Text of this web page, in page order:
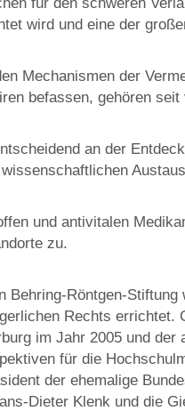
wird und eine der
Mechanismen der
befassen, gehören
an der
und antivitalen
zu.
Röntgen-Stiftung
Rechts errichtet.
im Jahr 2005 und der
für die
der ehemalige
Dieter Klenk und die